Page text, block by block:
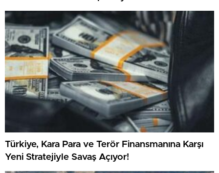
Türkiye, Kara Para ve Terör Finansmanına Karşı
Yeni Stratejiyle Savaş Açıyor!